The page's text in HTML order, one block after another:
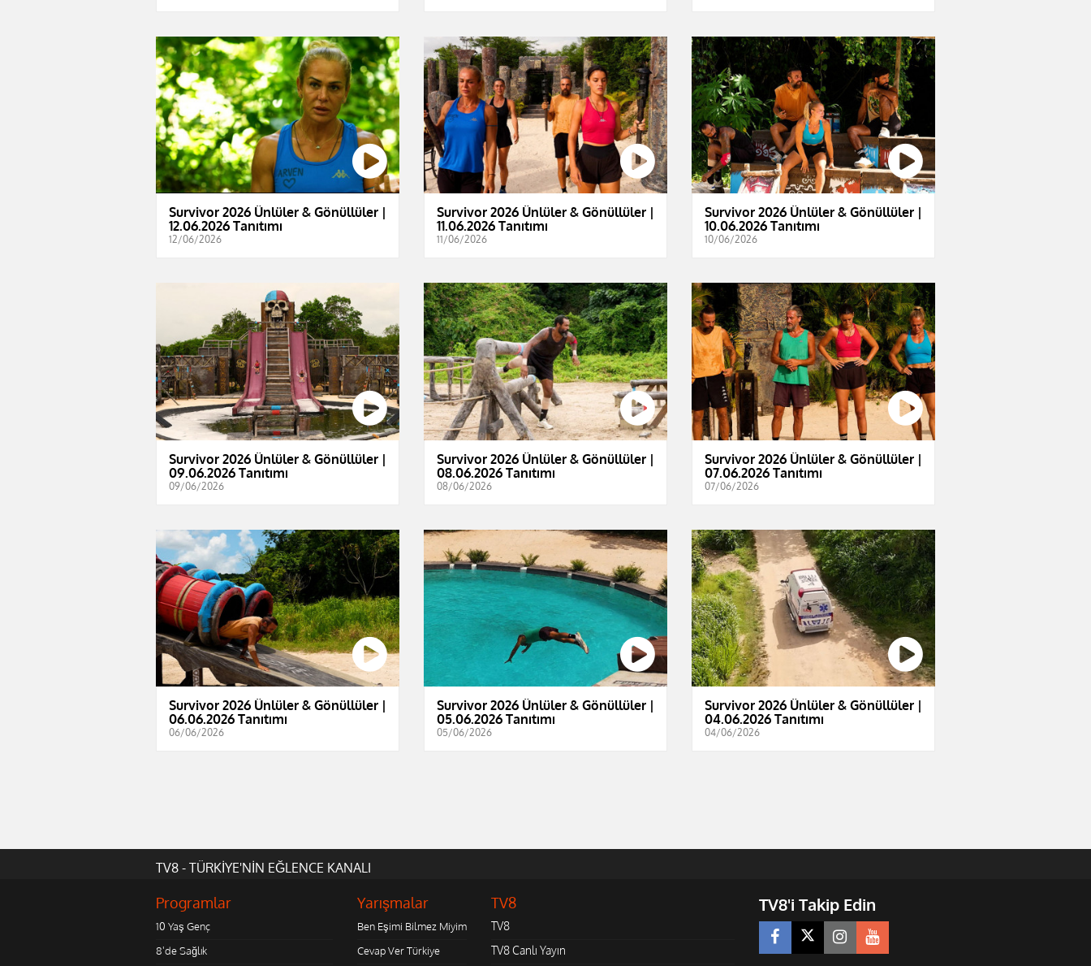
Survivor 2026 Ünlüler & Gönüllüler |
12.06.2026 Tanıtımı
12/06/2026
Survivor 2026 Ünlüler & Gönüllüler |
11.06.2026 Tanıtımı
11/06/2026
Survivor 2026 Ünlüler & Gönüllüler |
10.06.2026 Tanıtımı
10/06/2026
Survivor 2026 Ünlüler & Gönüllüler |
09.06.2026 Tanıtımı
09/06/2026
Survivor 2026 Ünlüler & Gönüllüler |
08.06.2026 Tanıtımı
08/06/2026
Survivor 2026 Ünlüler & Gönüllüler |
07.06.2026 Tanıtımı
07/06/2026
Survivor 2026 Ünlüler & Gönüllüler |
06.06.2026 Tanıtımı
06/06/2026
Survivor 2026 Ünlüler & Gönüllüler |
05.06.2026 Tanıtımı
05/06/2026
Survivor 2026 Ünlüler & Gönüllüler |
04.06.2026 Tanıtımı
04/06/2026
TV8 - TÜRKİYE'NİN EĞLENCE KANALI
Programlar
10 Yaş Genç
8'de Sağlık
Yarışmalar
Ben Eşimi Bilmez Miyim
Cevap Ver Türkiye
TV8
TV8
TV8 Canlı Yayın
TV8'i Takip Edin